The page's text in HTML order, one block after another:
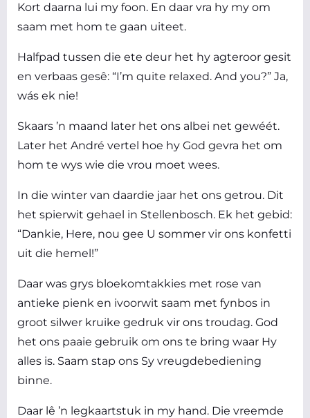
Kort daarna lui my foon. En daar vra hy my om
saam met hom te gaan uiteet.
Halfpad tussen die ete deur het hy agteroor gesit
en verbaas gesê: “I’m quite relaxed. And you?” Ja,
wás ek nie!
Skaars ’n maand later het ons albei net gewéét.
Later het André vertel hoe hy God gevra het om
hom te wys wie die vrou moet wees.
In die winter van daardie jaar het ons getrou. Dit
het spierwit gehael in Stellenbosch. Ek het gebid:
“Dankie, Here, nou gee U sommer vir ons konfetti
uit die hemel!”
Daar was grys bloekomtakkies met rose van
antieke pienk en ivoorwit saam met fynbos in
groot silwer kruike gedruk vir ons troudag. God
het ons paaie gebruik om ons te bring waar Hy
alles is. Saam stap ons Sy vreugdebediening
binne.
Daar lê ’n legkaartstuk in my hand. Die vreemde